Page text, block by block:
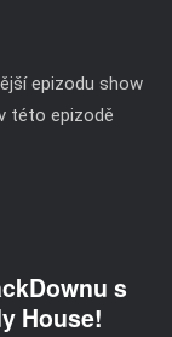
epizodu show
této epizodě
s
House!